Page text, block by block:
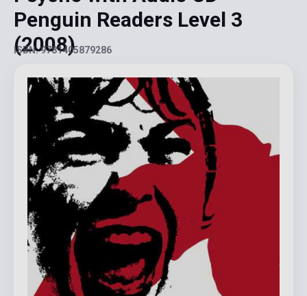
Penguin Readers Level 3
(2008)
ISBN: 9781405879286